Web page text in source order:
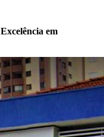
Excelência em